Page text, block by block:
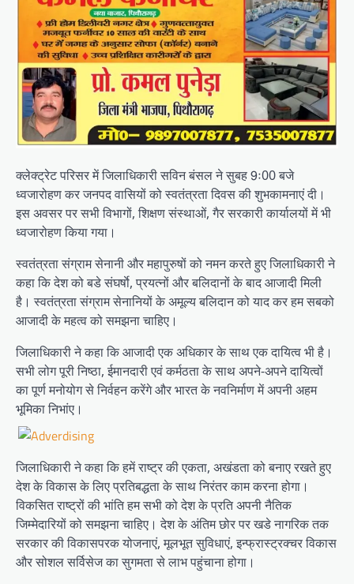
क्लेक्ट्रेट परिसर में जिलाधिकारी सविन बंसल ने सुबह 9ः00 बजे
ध्वजारोहण कर जनपद वासियों को स्वतंत्रता दिवस की शुभकामनाएं दी।
इस अवसर पर सभी विभागों, शिक्षण संस्थाओं, गैर सरकारी कार्यालयों में भी
ध्वजारोहण किया गया।
स्वतंत्रता संग्राम सेनानी और महापुरुषों को नमन करते हुए जिलाधिकारी ने
कहा कि देश को बडे संघर्षाे, प्रयत्नों और बलिदानों के बाद आजादी मिली
है। स्वतंत्रता संग्राम सेनानियों के अमूल्य बलिदान को याद कर हम सबको
आजादी के महत्व को समझना चाहिए।
जिलाधिकारी ने कहा कि आजादी एक अधिकार के साथ एक दायित्व भी है।
सभी लोग पूरी निष्ठा, ईमानदारी एवं कर्मठता के साथ अपने-अपने दायित्वों
का पूर्ण मनोयोग से निर्वहन करेंगे और भारत के नवनिर्माण में अपनी अहम
भूमिका निभांए।
जिलाधिकारी ने कहा कि हमें राष्ट्र की एकता, अखंडता को बनाए रखते हुए
देश के विकास के लिए प्रतिबद्धता के साथ निरंतर काम करना होगा।
विकसित राष्ट्रों की भांति हम सभी को देश के प्रति अपनी नैतिक
जिम्मेदारियों को समझना चाहिए। देश के अंतिम छोर पर खडे नागरिक तक
सरकार की विकासपरक योजनाएं, मूलभूत सुविधाएं, इन्फ्रास्ट्रक्चर विकास
और सोशल सर्विसेज का सुगमता से लाभ पहुंचाना होगा।